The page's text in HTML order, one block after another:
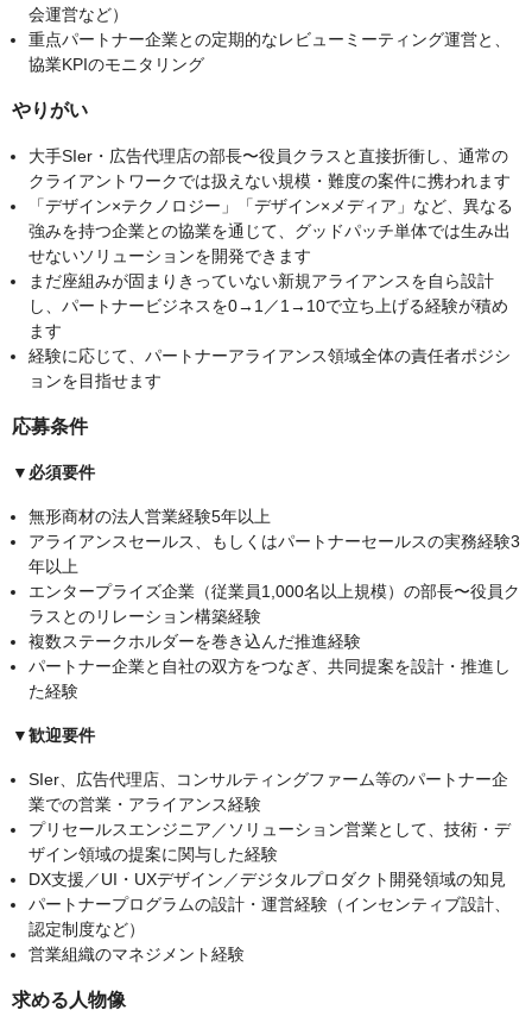
会運営など）
重点パートナー企業との定期的なレビューミーティング運営と、
協業KPIのモニタリング
やりがい
大手SIer・広告代理店の部長〜役員クラスと直接折衝し、通常の
クライアントワークでは扱えない規模・難度の案件に携われます
「デザイン×テクノロジー」「デザイン×メディア」など、異なる
強みを持つ企業との協業を通じて、グッドパッチ単体では生み出
せないソリューションを開発できます
まだ座組みが固まりきっていない新規アライアンスを自ら設計
し、パートナービジネスを0→1／1→10で立ち上げる経験が積め
ます
経験に応じて、パートナーアライアンス領域全体の責任者ポジシ
ョンを目指せます
応募条件
▼必須要件
無形商材の法人営業経験5年以上
アライアンスセールス、もしくはパートナーセールスの実務経験3
年以上
エンタープライズ企業（従業員1,000名以上規模）の部長〜役員ク
ラスとのリレーション構築経験
複数ステークホルダーを巻き込んだ推進経験
パートナー企業と自社の双方をつなぎ、共同提案を設計・推進し
た経験
▼歓迎要件
SIer、広告代理店、コンサルティングファーム等のパートナー企
業での営業・アライアンス経験
プリセールスエンジニア／ソリューション営業として、技術・デ
ザイン領域の提案に関与した経験
DX支援／UI・UXデザイン／デジタルプロダクト開発領域の知見
パートナープログラムの設計・運営経験（インセンティブ設計、
認定制度など）
営業組織のマネジメント経験
求める人物像